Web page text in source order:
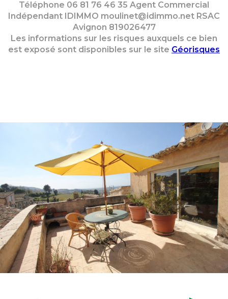
Téléphone 06 81 76 46 35 Agent Commercial
Indépendant IDIMMO moulinet@idimmo.net RSAC
Avignon 819026477
Les informations sur les risques auxquels ce bien
est exposé sont disponibles sur le site Géorisques